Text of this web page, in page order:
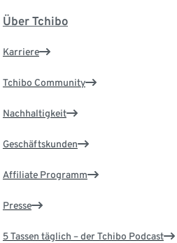
Über Tchibo
Karriere
Tchibo Community
Nachhaltigkeit
Geschäftskunden
Affiliate Programm
Presse
5 Tassen täglich – der Tchibo Podcast